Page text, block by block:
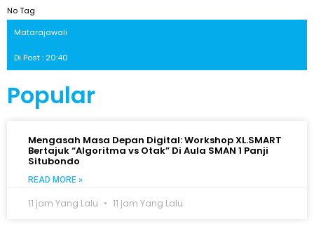
No Tag
Matarajawali
Di Post : 20:40
Popular
Mengasah Masa Depan Digital: Workshop XL.SMART
Bertajuk “Algoritma vs Otak” Di Aula SMAN 1 Panji
Situbondo
READ MORE »
11 jam Yang Lalu 11 jam Yang Lalu